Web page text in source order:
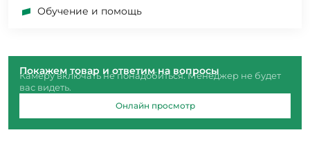
Обучение и помощь
Покажем товар и ответим на вопросы
Камеру включать не понадобиться. Менеджер не будет
вас видеть.
Онлайн просмотр